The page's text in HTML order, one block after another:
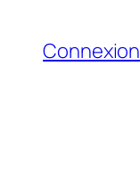
Connexion